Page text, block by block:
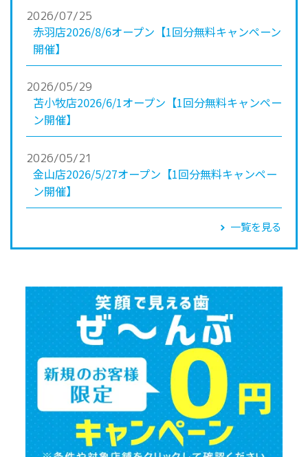
2026/07/25
赤羽店2026/8/6オープン【1回分無料キャンペーン
開催】
2026/05/29
苫小牧店2026/6/1オープン【1回分無料キャンペー
ン開催】
2026/05/21
金山店2026/5/27オープン【1回分無料キャンペー
ン開催】
一覧を見る